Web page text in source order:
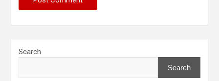
Search
Search